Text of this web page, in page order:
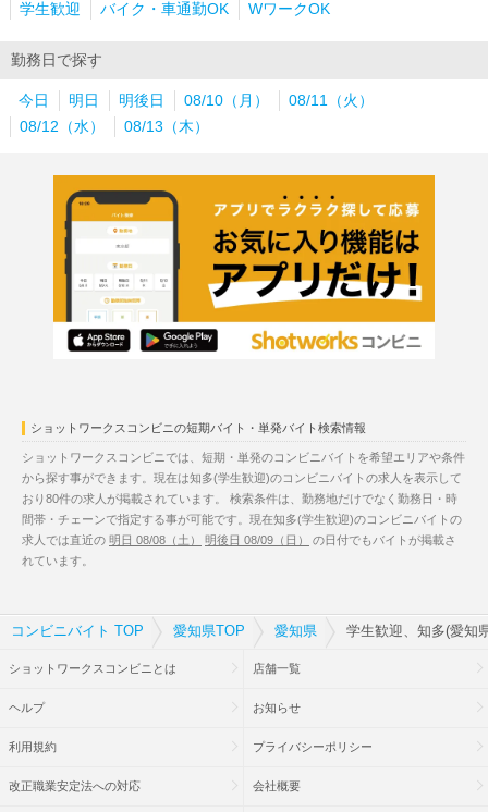
学生歓迎
バイク・車通勤OK WワークOK
勤務日で探す
今日 明日 明後日 08/10（月）
08/11（火）
08/12（水）
08/13（木）
ショットワークスコンビニの短期バイト・単発バイト検索情報
ショットワークスコンビニでは、短期・単発のコンビニバイトを希望エリアや条件
から探す事ができます。現在は知多(学生歓迎)のコンビニバイトの求人を表示して
おり80件の求人が掲載されています。 検索条件は、勤務地だけでなく勤務日・時
間帯・チェーンで指定する事が可能です。現在知多(学生歓迎)のコンビニバイトの
求人では直近の 明日 08/08（土） 明後日 08/09（日）
の日付でもバイトが掲載さ
れています。
コンビニバイト TOP 愛知県TOP 愛知県 学生歓迎、知多(愛知
ショットワークスコンビニとは 店舗一覧
ヘルプ お知らせ
利用規約 プライバシーポリシー
改正職業安定法への対応 会社概要